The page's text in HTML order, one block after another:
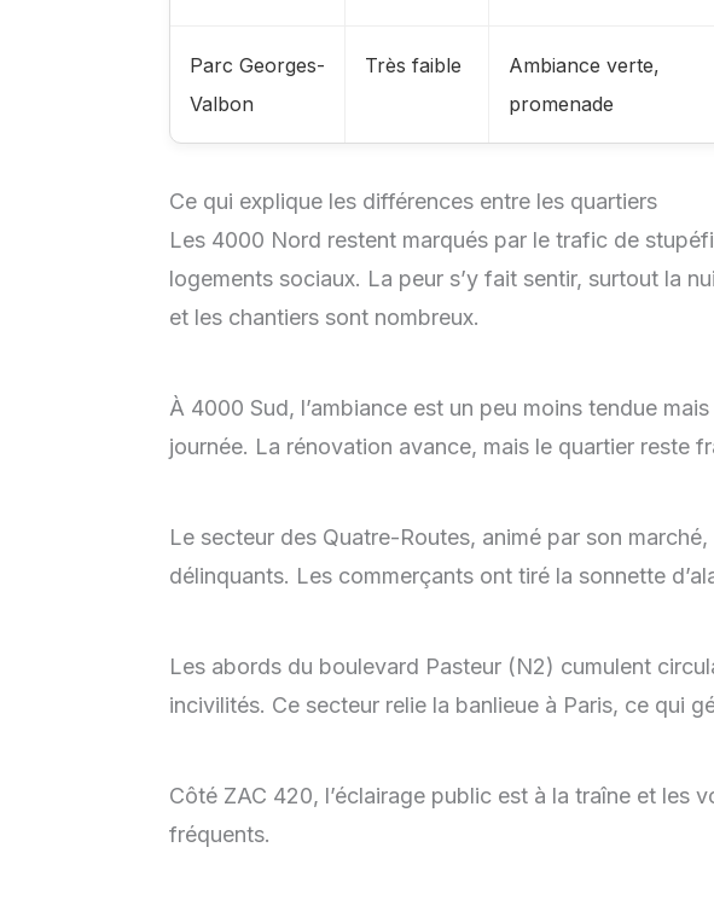
Parc Georges-
Valbon
Très faible
Ambiance verte,
promenade
Ce qui explique les différences entre les quartiers
Les 4000 Nord restent marqués par le trafic de
logements sociaux. La peur s’y fait sentir, surtout la
et les chantiers sont nombreux.
À 4000 Sud, l’ambiance est un peu moins tendue
journée. La rénovation avance, mais le quartier reste
Le secteur des Quatre-Routes, animé par son
délinquants. Les commerçants ont tiré la sonnette
Les abords du boulevard Pasteur (N2) cumulent
incivilités. Ce secteur relie la banlieue à Paris, ce qui
Côté ZAC 420, l’éclairage public est à la traîne et les
fréquents.